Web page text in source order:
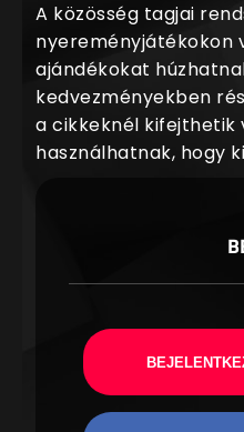
A közösség tagjai
nyereményjátékokon
ajándékokat
kedvezményekben
a cikkeknél kifejthetik
használhatnak, hogy